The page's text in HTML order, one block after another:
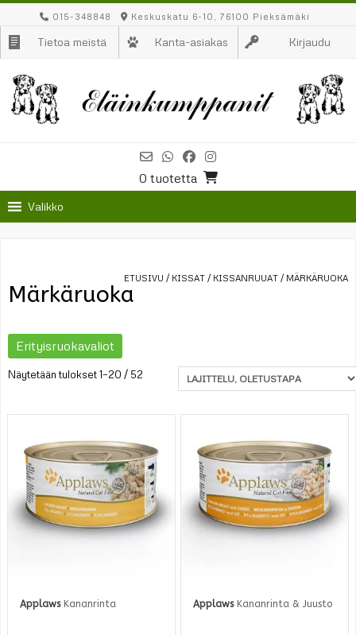
to
content
015-348848 Keskuskatu 6-10, 76100 Pieksämäki
Tietoa meistä Kanta-asiakas Kirjaudu
0 tuotetta
Valikko
ETUSIVU / KISSAT / KISSANRUUAT / MÄRKÄRUOKA
Märkäruoka
Erityisruokavaliot
Näytetään tulokset 1–20 / 52
ApplawsKananrinta ApplawsKananrinta & Juusto